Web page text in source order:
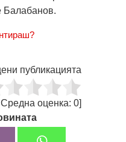
Балабанов.
публикацията
Средна оценка: 0]